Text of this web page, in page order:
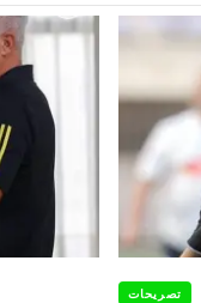
تصريحات